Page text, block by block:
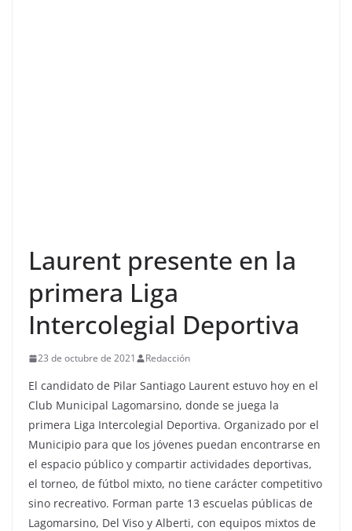
Laurent presente en la
primera Liga
Intercolegial Deportiva
23 de octubre de 2021 Redacción
El candidato de Pilar Santiago Laurent estuvo hoy en el
Club Municipal Lagomarsino, donde se juega la
primera Liga Intercolegial Deportiva. Organizado por el
Municipio para que los jóvenes puedan encontrarse en
el espacio público y compartir actividades deportivas,
el torneo, de fútbol mixto, no tiene carácter competitivo
sino recreativo. Forman parte 13 escuelas públicas de
Lagomarsino, Del Viso y Alberti, con equipos mixtos de